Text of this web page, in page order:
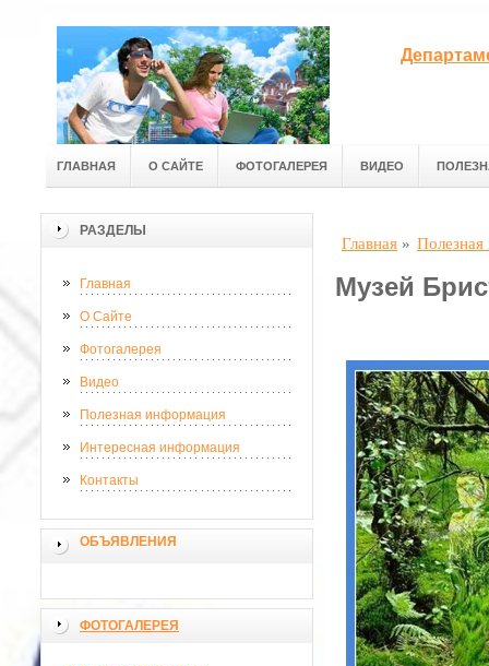
ГЛАВНАЯ О САЙТЕ ФОТОГАЛЕРЕЯ ВИДЕО
РАЗДЕЛЫ
Главная
О Сайте
Фотогалерея
Видео
Полезная информация
Интересная информация
Контакты
ОБЪЯВЛЕНИЯ
ФОТОГАЛЕРЕЯ
Главная »
Музей